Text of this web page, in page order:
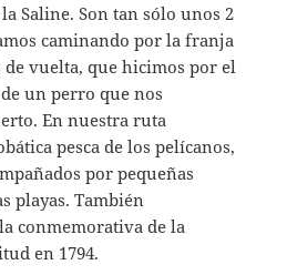
Saline. Son tan sólo unos 2
caminando por la franja
de vuelta, que hicimos por el
un perro que nos
En nuestra ruta
pesca de los pelícanos,
por pequeñas
playas. También
conmemorativa de la
en 1794.